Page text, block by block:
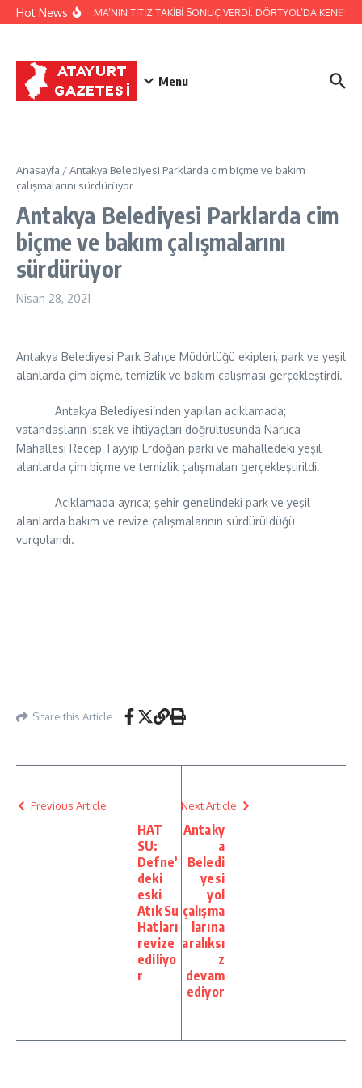
İçeriğe atla
Hot NewsJANDARMA’NIN TİTİZ TAKİBİ SONUÇ VERDİ: DÖRTYOL’DA KENEVİR
Menu
Anasayfa /Antakya Belediyesi Parklarda cim biçme ve bakım
çalışmalarını sürdürüyor
Antakya Belediyesi Parklarda cim
biçme ve bakım çalışmalarını
sürdürüyor
Nisan 28, 2021
Antakya Belediyesi Park Bahçe Müdürlüğü ekipleri, park ve yeşil
alanlarda çim biçme, temizlik ve bakım çalışması gerçekleştirdi.
Antakya Belediyesi’nden yapılan açıklamada;
vatandaşların istek ve ihtiyaçları doğrultusunda Narlıca
Mahallesi Recep Tayyip Erdoğan parkı ve mahalledeki yeşil
alanlarda çim biçme ve temizlik çalışmaları gerçekleştirildi.
Açıklamada ayrıca; şehir genelindeki park ve yeşil
alanlarda bakım ve revize çalışmalarının sürdürüldüğü
vurgulandı.
Share this Article
Previous Article
HAT
SU:
Defne’
deki
eski
Atık Su
Hatları
revize
ediliyo
r
Next Article
Antaky
a
Beledi
yesi
yol
çalışma
larına
aralıksı
z
devam
ediyor